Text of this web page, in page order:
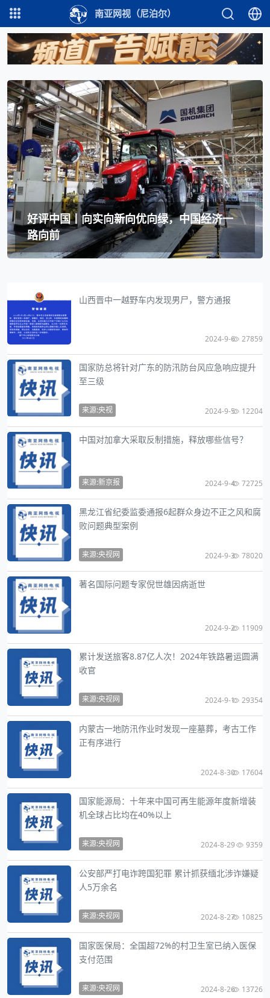
南亚网视（尼泊尔）
好评中国丨向实向新向优向绿，中国经济一
路向前
山西晋中一越野车内发现男尸，警方通报
2024-9-6 27859
国家防总将针对广东的防汛防台风应急响应提升
至三级
来源:央视 2024-9-5 12204
中国对加拿大采取反制措施，释放哪些信号？
来源:新京报 2024-9-4 72725
黑龙江省纪委监委通报6起群众身边不正之风和腐
败问题典型案例
来源:央视网 2024-9-3 78020
著名国际问题专家倪世雄因病逝世
2024-9-2 11909
累计发送旅客8.87亿人次！2024年铁路暑运圆满
收官
来源:央视网 2024-9-1 29354
内蒙古一地防汛作业时发现一座墓葬，考古工作
正有序进行
2024-8-30 17604
国家能源局：十年来中国可再生能源年度新增装
机全球占比均在40%以上
来源:央视网 2024-8-29 9359
公安部严打电诈跨国犯罪 累计抓获缅北涉诈嫌疑
人5万余名
来源:央视网 2024-8-27 10825
国家医保局：全国超72%的村卫生室已纳入医保
支付范围
来源:央视网 2024-8-26 13726